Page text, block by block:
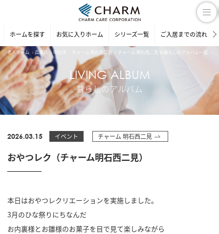
ホームを探す お気に入りホーム シリーズ一覧 ご入居までの流れ
老人ホーム 兵庫県 明石市 チャーム 明石西二見 チャーム 明石西二見 の暮らしのアルバム一覧
LIVING ALBUM
暮らしのアルバム
2026.03.15 イベント チャーム 明石西二見
おやつレク（チャーム明石西二見）
本日はおやつレクリエーションを実施しました。
3月のひな祭りにちなんだ
お内裏様とお雛様のお菓子を目で見て楽しみながら